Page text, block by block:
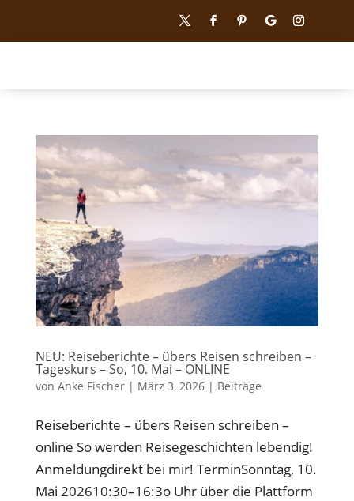
NEU: Reiseberichte – übers Reisen schreiben –
Tageskurs – So, 10. Mai – ONLINE
von Anke Fischer| März 3, 2026| Beiträge
Reiseberichte – übers Reisen schreiben –
online So werden Reisegeschichten lebendig!
Anmeldungdirekt bei mir! TerminSonntag, 10.
Mai 202610:30–16:3o Uhr über die Plattform